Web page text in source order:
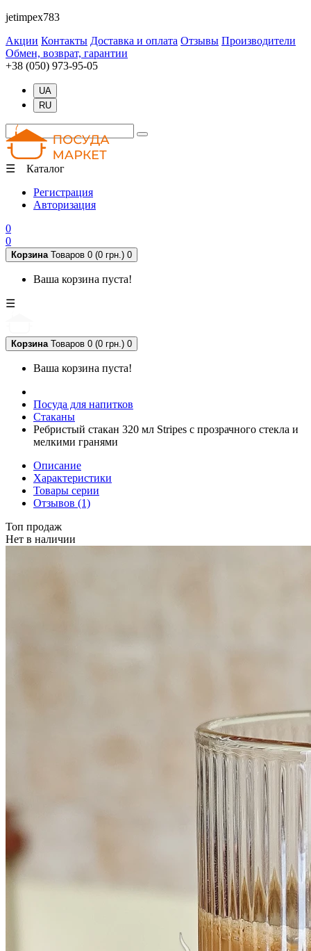
jetimpex783
Акции Контакты Доставка и оплата Отзывы Производители
Обмен, возврат, гарантии
+38 (050) 973-95-05
UA
RU
☰ Каталог
Регистрация
Авторизация
0
0
Корзина Товаров 0 (0 грн.) 0
Ваша корзина пуста!
☰
Корзина Товаров 0 (0 грн.) 0
Ваша корзина пуста!
Посуда для напитков
Стаканы
Ребристый стакан 320 мл Stripes с прозрачного стекла и
мелкими гранями
Описание
Характеристики
Товары серии
Отзывов (1)
Топ продаж
Нет в наличии